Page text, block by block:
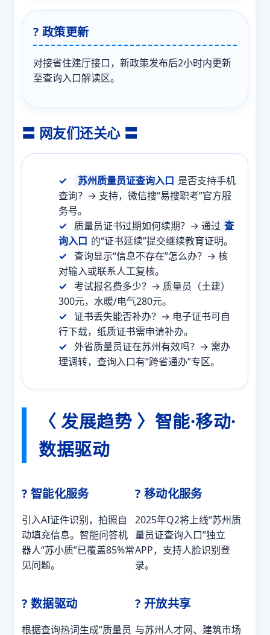
? 政策更新
对接省住建厅接口，新政策发布后2小时内更新
至查询入口解读区。
〓 网友们还关心 〓
苏州质量员证查询入口 是否支持手机
查询？→ 支持，微信搜“易搜职考”官方服
务号。
质量员证书过期如何续期？→ 通过 查
询入口 的“证书延续”提交继续教育证明。
查询显示“信息不存在”怎么办？→ 核
对输入或联系人工复核。
考试报名费多少？→ 质量员（土建）
300元，水暖/电气280元。
证书丢失能否补办？→ 电子证书可自
行下载，纸质证书需申请补办。
外省质量员证在苏州有效吗？→ 需办
理调转，查询入口有“跨省通办”专区。
〈 发展趋势 〉智能·移动·
数据驱动
? 智能化服务
引入AI证件识别，拍照自
动填充信息。智能问答机
器人“苏小质”已覆盖85%常
见问题。
? 移动化服务
2025年Q2将上线“苏州质
量员证查询入口”独立
APP，支持人脸识别登
录。
? 数据驱动
根据查询热词生成“质量员
? 开放共享
与苏州人才网、建筑市场